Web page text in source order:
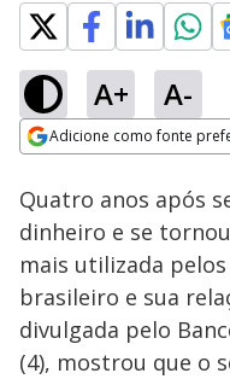
A+ A-
Adicione como fonte
Ativar
Loaded
20.38%
Quatro anos após
dinheiro e se
mais utilizada
brasileiro e sua
divulgada pelo
(4), mostrou que o